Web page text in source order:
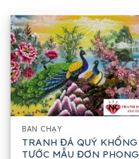
BÁN CHẠY
TRANH ĐÁ QUÝ KHỔNG
TƯỚC MẪU ĐƠN PHONG